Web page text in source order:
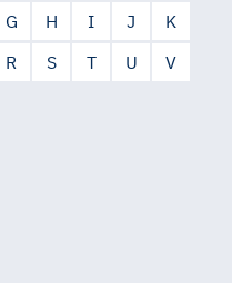
G H I J
K
R S T U
V